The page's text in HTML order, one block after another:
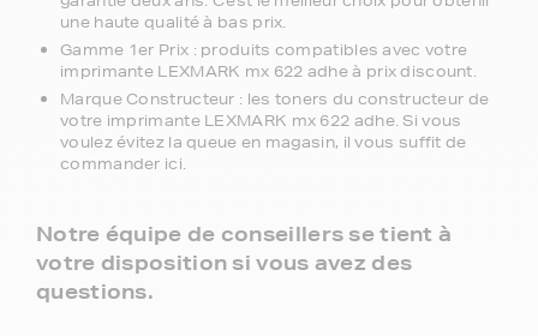
une haute qualité à bas prix.
Gamme 1er Prix : produits compatibles avec votre
imprimante LEXMARK mx 622 adhe à prix discount.
Marque Constructeur : les toners du constructeur de
votre imprimante LEXMARK mx 622 adhe. Si vous
voulez évitez la queue en magasin, il vous suffit de
commander ici.
Notre équipe de conseillers se tient à
votre disposition si vous avez des
questions.